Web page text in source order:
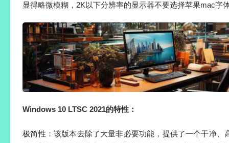
显得略微模糊，2K以下分辨率的显示器不要选择苹果mac字
Windows 10 LTSC 2021的特性：‌
极简性‌：该版本去除了大量非必要功能，提供了一个干净、